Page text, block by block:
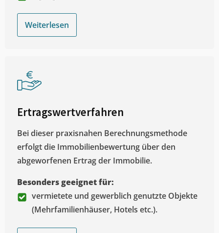
Weiterlesen
Ertragswertverfahren
Bei dieser praxisnahen Berechnungsmethode
erfolgt die Immobilienbewertung über den
abgeworfenen Ertrag der Immobilie.
Besonders geeignet für:
vermietete und gewerblich genutzte Objekte
(Mehrfamilienhäuser, Hotels etc.).